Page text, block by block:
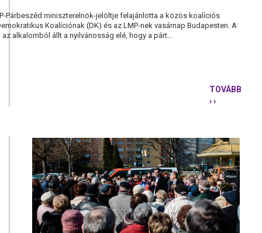
Párbeszéd miniszterelnök-jelöltje felajánlotta a közös koalíciós
Koalíciónak (DK) és az LMP-nek vasárnap Budapesten. A
alkalomból állt a nyilvánosság elé, hogy a párt...
TOVÁBB
› ›
AJÁNLOTT
A
DK-
NAK
ÉS
AZ
LMP-